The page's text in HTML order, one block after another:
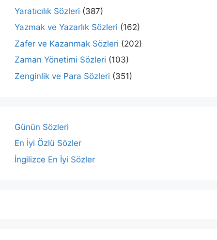
Yaratıcılık Sözleri (387)
Yazmak ve Yazarlık Sözleri (162)
Zafer ve Kazanmak Sözleri (202)
Zaman Yönetimi Sözleri (103)
Zenginlik ve Para Sözleri (351)
Günün Sözleri
En İyi Özlü Sözler
İngilizce En İyi Sözler